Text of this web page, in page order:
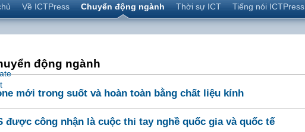
Về ICTPress Chuyển động ngành Thời sự ICT Tiếng nói ICTPress
động ngành
mới trong suốt và hoàn toàn bằng chất liệu kính
được công nhận là cuộc thi tay nghề quốc gia và quốc tế